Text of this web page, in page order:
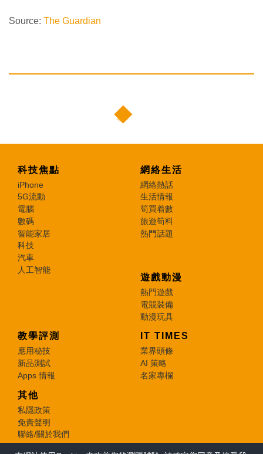
Source: The Guardian
科技焦點
iPhone
5G流動
電腦
數碼
智能家居
科技
汽車
人工智能
網絡生活
網絡熱話
生活情報
筍買着數
旅遊筍料
熱門話題
遊戲動漫
熱門遊戲
電競裝備
動漫玩具
教學評測
應用秘技
新品測試
Apps 情報
IT TIMES
業界頭條
AI 策略
名家專欄
其他
私隱政策
免責聲明
聯絡/關於我們